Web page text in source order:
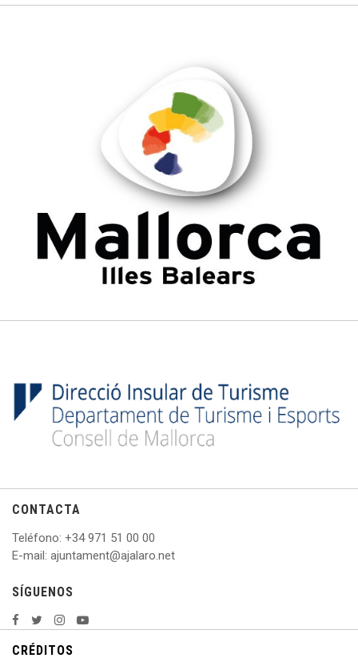
CONTACTA
Teléfono: +34 971 51 00 00
E-mail: ajuntament@ajalaro.net
SÍGUENOS
CRÉDITOS